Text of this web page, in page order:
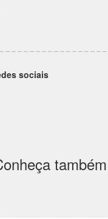
sociais
também